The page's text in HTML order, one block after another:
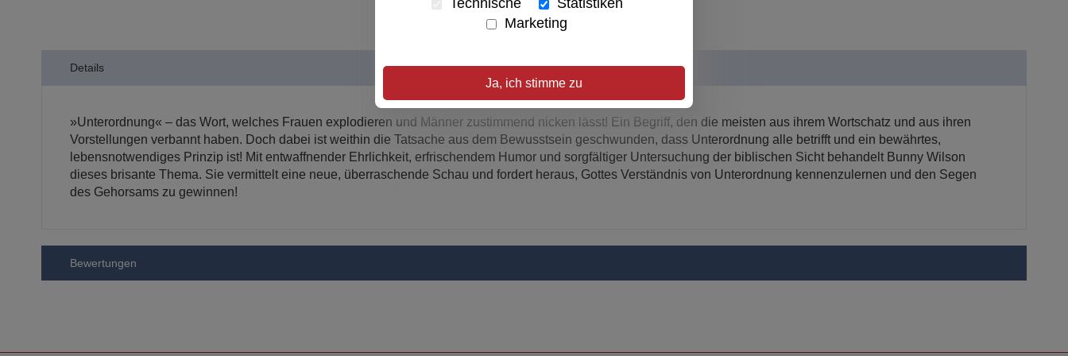
Details
»Unterordnung« – das Wort, welches Frauen explodieren und Männer zustimmend nicken lässt! Ein Begriff, den die meisten aus ihrem Wortschatz und aus ihren
Vorstellungen verbannt haben. Doch dabei ist weithin die Tatsache aus dem Bewusstsein geschwunden, dass Unterordnung alle betrifft und ein bewährtes,
lebensnotwendiges Prinzip ist! Mit entwaffnender Ehrlichkeit, erfrischendem Humor und sorgfältiger Untersuchung der biblischen Sicht behandelt Bunny Wilson
dieses brisante Thema. Sie vermittelt eine neue, überraschende Schau und fordert heraus, Gottes Verständnis von Unterordnung kennenzulernen und den Segen
des Gehorsams zu gewinnen!
Bewertungen
Marketing
Ja, ich stimme zu